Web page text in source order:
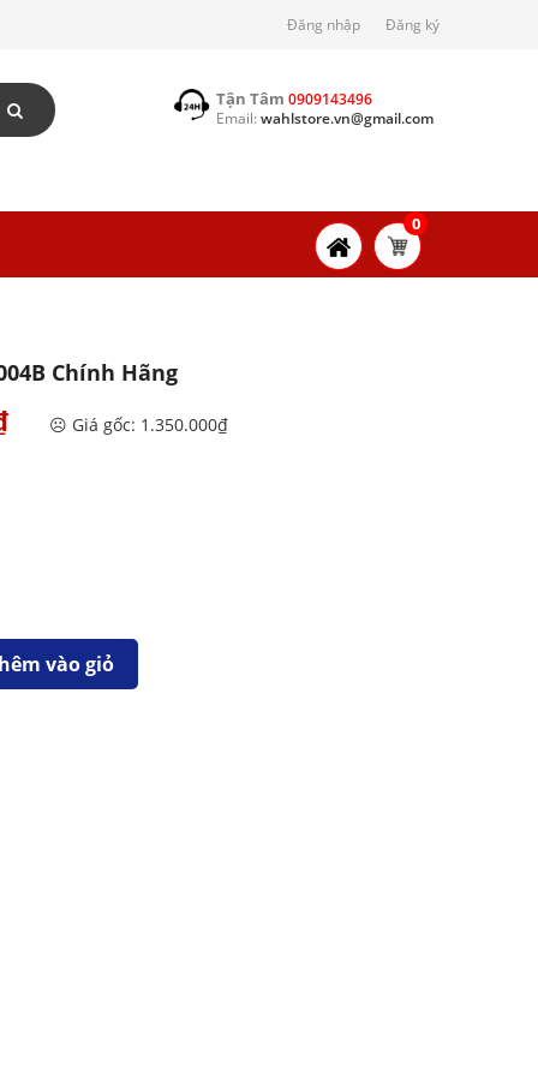
Đăng nhập Đăng ký
Tận Tâm 0909143496
Email: wahlstore.vn@gmail.com
0
Chính Hãng
☹️ Giá gốc: 1.350.000₫
vào giỏ